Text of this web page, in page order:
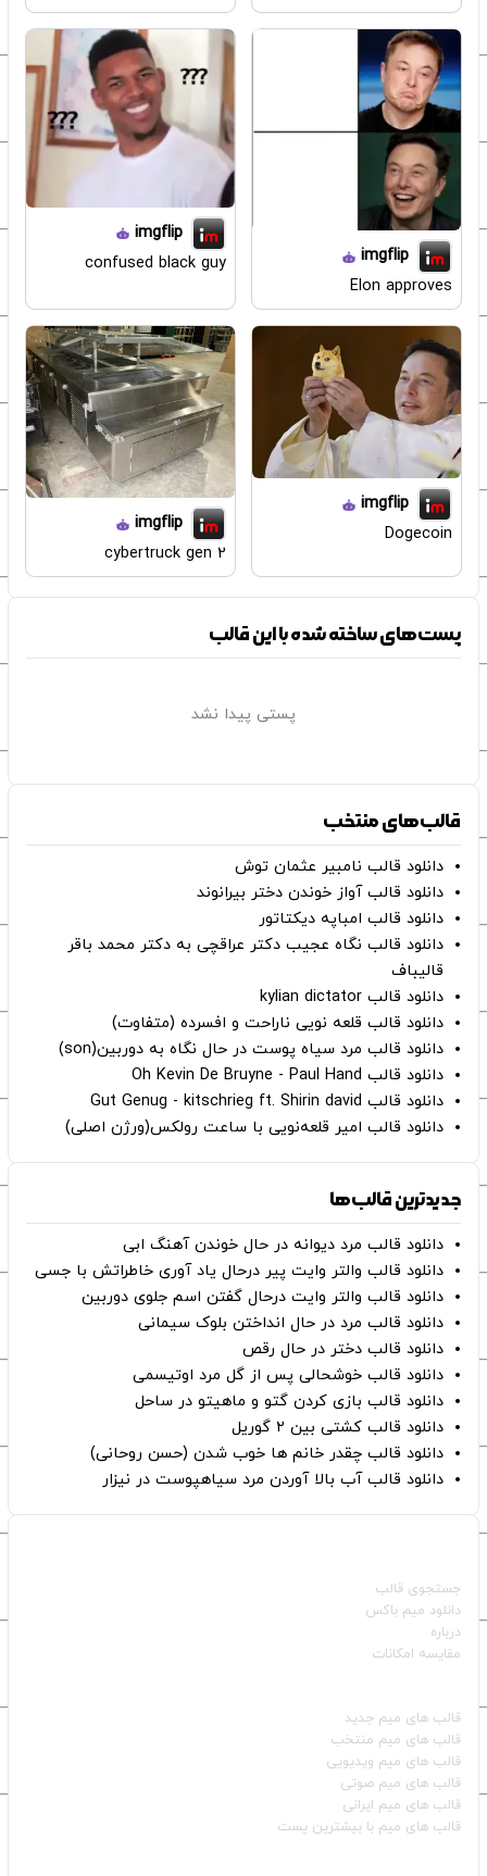
imgflip
Elon approves
imgflip
confused black guy
imgflip
Dogecoin
imgflip
cybertruck gen 2
پست‌های ساخته شده با این قالب
پستی پیدا نشد
قالب‌های منتخب
دانلود قالب نامبیر عثمان ‌توش
دانلود قالب آواز خوندن دختر بیرانوند
دانلود قالب امباپه دیکتاتور
دانلود قالب نگاه عجیب دکتر عراقچی به دکتر محمد باقر
قالیباف
دانلود قالب kylian dictator
دانلود قالب قلعه نویی ناراحت و افسرده (متفاوت)
دانلود قالب مرد سیاه پوست در حال نگاه به دوربین(son)
دانلود قالب Oh Kevin De Bruyne - Paul Hand
دانلود قالب Gut Genug - kitschrieg ft. Shirin david
دانلود قالب امیر قلعه‌نویی با ساعت رولکس(ورژن اصلی)
جدیدترین قالب‌ها
دانلود قالب مرد دیوانه در حال خوندن آهنگ ابی
دانلود قالب والتر وایت پیر درحال یاد آوری خاطراتش با جسی
دانلود قالب والتر وایت درحال گفتن اسم جلوی دوربین
دانلود قالب مرد در حال انداختن بلوک سیمانی
دانلود قالب دختر در حال رقص
دانلود قالب خوشحالی پس از گل مرد اوتیسمی
دانلود قالب بازی کردن گتو و ماهیتو در ساحل
دانلود قالب کشتی بین ۲ گوریل
دانلود قالب چقدر خانم ها خوب شدن (حسن روحانی)
دانلود قالب آب بالا آوردن مرد سیاهپوست در نیزار
جستجوی قالب
دانلود میم باکس
درباره
مقایسه امکانات
قالب‌ های میم جدید
قالب‌ های میم منتخب
قالب‌ های میم ویدیویی
قالب‌ های میم صوتی
قالب‌ های میم ایرانی
قالب‌ های میم با بیشترین پست